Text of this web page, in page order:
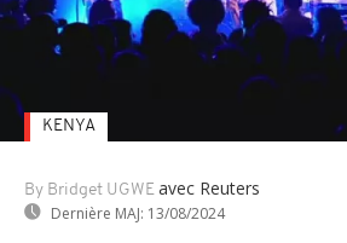
By Bridget UGWE avec Reuters
Dernière MAJ: 13/08/2024
KENYA